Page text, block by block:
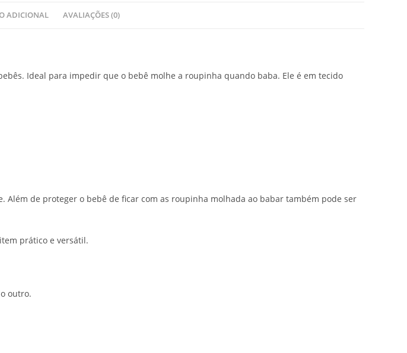
ADICIONAL AVALIAÇÕES (0)
Ideal para impedir que o bebê molhe a roupinha quando baba. Ele é em tecido
Além de proteger o bebê de ficar com as roupinha molhada ao babar também pode ser
prático e versátil.
outro.